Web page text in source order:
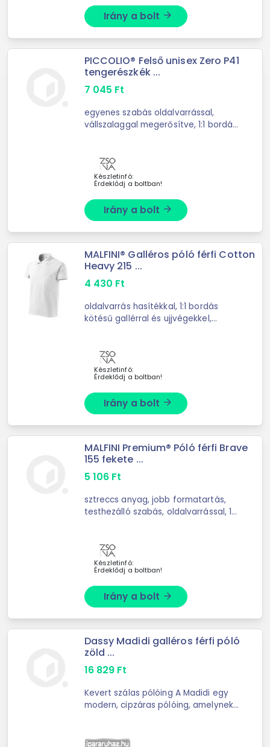
Irány a bolt arrow_forward
PICCOLIO® Felső unisex Zero P41
tengerészkék ...
7 045 Ft
egyenes szabás oldalvarrással,
vállszalaggal megerősítve, 1:1 bordás
belső oldal, kitéphető ...
Készletinfó:
Érdeklődj a boltban!
Irány a bolt arrow_forward
MALFINI® Galléros póló férfi Cotton
Heavy 215 ...
4 430 Ft
oldalvarrás hasítékkal, 1:1 bordás
kötésű gallérral és ujjvégekkel,
szalaggal díszítve, vállaknál ...
Készletinfó:
Érdeklődj a boltban!
Irány a bolt arrow_forward
MALFINI Premium® Póló férfi Brave
155 fekete ...
5 106 Ft
sztreccs anyag, jobb formatartás,
testhezálló szabás, oldalvarrással, 1:1
eltérő színű ...
Készletinfó:
Érdeklődj a boltban!
Irány a bolt arrow_forward
Dassy Madidi galléros férfi póló
zöld ...
16 829 Ft
Kevert szálas pólóing A Madidi egy
modern, cipzáras pólóing, amelynek